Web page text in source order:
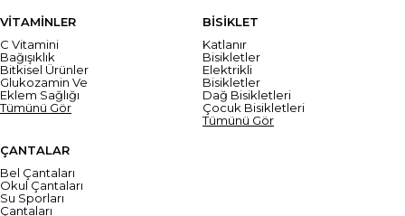
VİTAMİNLER
C Vitamini
Bağışıklık
Bitkisel Ürünler
Glukozamin Ve
Eklem Sağlığı
Tümünü Gör
BİSİKLET
Katlanır
Bisikletler
Elektrikli
Bisikletler
Dağ Bisikletleri
Çocuk Bisikletleri
Tümünü Gör
ÇANTALAR
Bel Çantaları
Okul Çantaları
Su Sporları
Çantaları